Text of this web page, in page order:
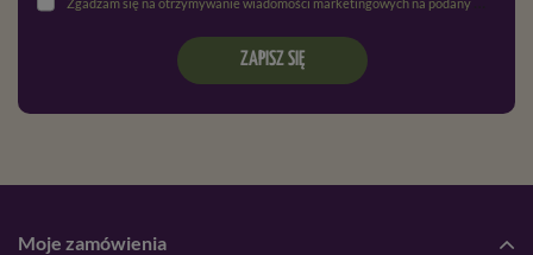
ZAPISZ SIĘ
Moje zamówienia